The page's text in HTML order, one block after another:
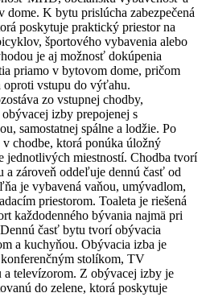
K bytu prislúcha zabezpečená
poskytuje praktický priestor na
športového vybavenia alebo
je aj možnosť dokúpenia
priamo v bytovom dome, pričom
oproti vstupu do výťahu.
zo vstupnej chodby,
izby prepojenej s
samostatnej spálne a lodžie. Po
v chodbe, ktorá ponúka úložný
jednotlivých miestností. Chodba tvorí
a zároveň oddeľuje dennú časť od
je vybavená vaňou, umývadlom,
priestorom. Toaleta je riešená
každodenného bývania najmä pri
časť bytu tvorí obývacia
a kuchyňou. Obývacia izba je
konferenčným stolíkom, TV
televízorom. Z obývacej izby je
do zelene, ktorá poskytuje